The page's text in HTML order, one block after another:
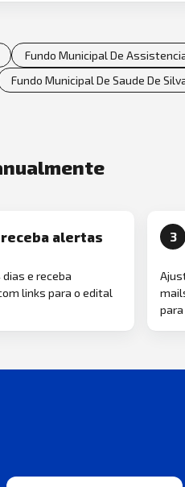
Fundo Municipal De
Fundo Municipal De Saude De
alertas
e receba
links para o edital
3